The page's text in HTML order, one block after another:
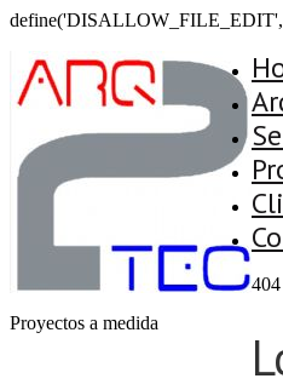
Proyectos a medida
404